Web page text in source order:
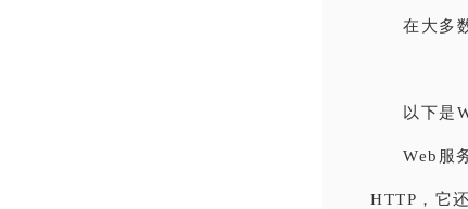
在大多
以下是
Web服
HTTP，它